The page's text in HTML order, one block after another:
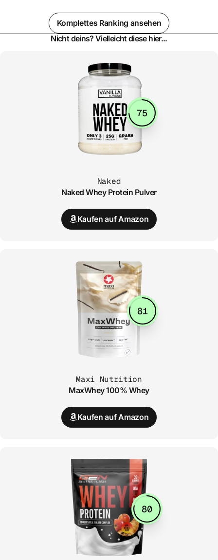
Komplettes Ranking ansehen
Nicht deins? Vielleicht diese hier...
75
Naked
Naked Whey Protein Pulver
Kaufen auf Amazon
81
Maxi Nutrition
MaxWhey 100% Whey
Kaufen auf Amazon
80